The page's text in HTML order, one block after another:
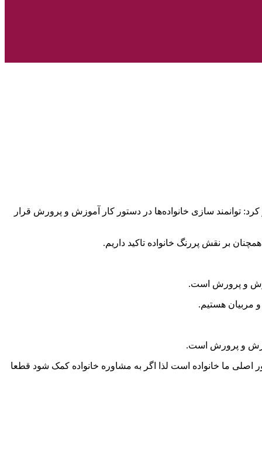
توانمند سازی خانواده‌ها در دستور کار آموزش و پرورش قرار
بر نقش پررنگ خانواده تاکید داریم.
و پرورش است.
مربیان هستیم.
و پرورش است.
ما خانواده است لذا اگر به مشاوره خانواده کمک شود قطعا